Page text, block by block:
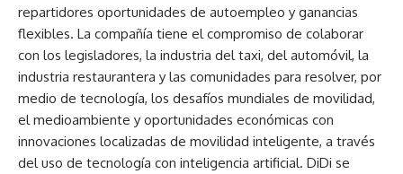
repartidores oportunidades de autoempleo y ganancias
flexibles. La compañía tiene el compromiso de colaborar
con los legisladores, la industria del taxi, del automóvil, la
industria restaurantera y las comunidades para resolver, por
medio de tecnología, los desafíos mundiales de movilidad,
el medioambiente y oportunidades económicas con
innovaciones localizadas de movilidad inteligente, a través
del uso de tecnología con inteligencia artificial. DiDi se